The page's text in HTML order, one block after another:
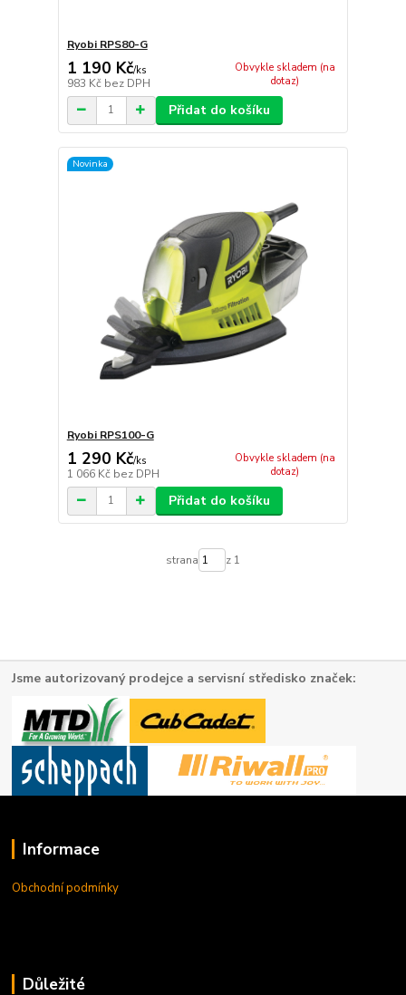
Ryobi RPS80-G
1 190 Kč/ks
983 Kč bez DPH
Obvykle skladem (na
dotaz)
Přidat do košíku
Novinka
Ryobi RPS100-G
1 290 Kč/ks
1 066 Kč bez DPH
Obvykle skladem (na
dotaz)
Přidat do košíku
strana z 1
Jsme autorizovaný prodejce a servisní středisko značek:
Informace
Obchodní podmínky
Důležité